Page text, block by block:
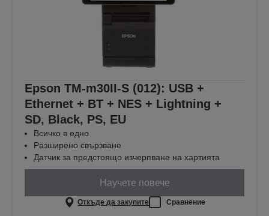
Epson TM-m30II-S (012): USB +
Ethernet + BT + NES + Lightning +
SD, Black, PS, EU
Всичко в едно
Разширено свързване
Датчик за предстоящо изчерпване на хартията
Научете повече
Откъде да закупите Сравнение